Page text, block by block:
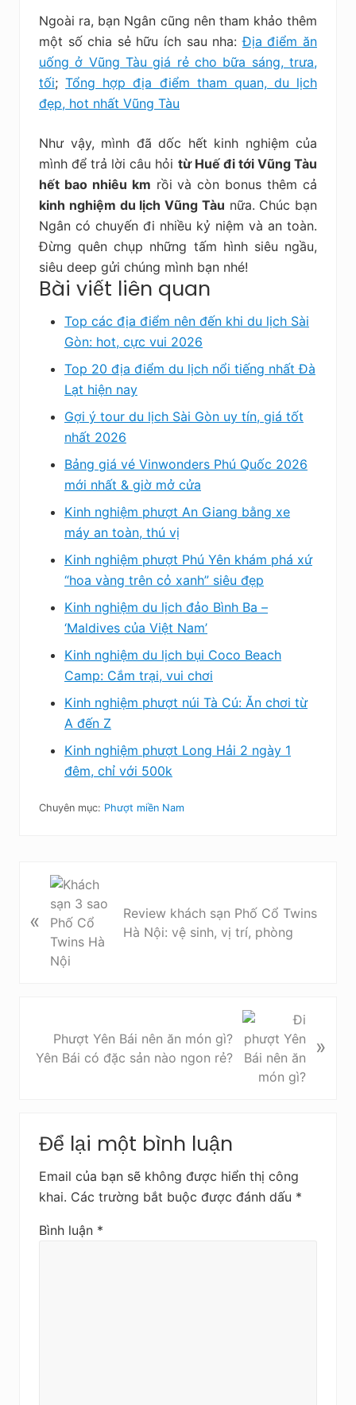
Ngoài ra, bạn Ngân cũng nên tham khảo thêm
một số chia sẻ hữu ích sau nha:Địa điểm ăn
uống ở Vũng Tàu giá rẻ cho bữa sáng, trưa,
tối;Tổng hợp địa điểm tham quan, du lịch
đẹp, hot nhất Vũng Tàu
Như vậy, mình đã dốc hết kinh nghiệm của
mình để trả lời câu hỏi từ Huế đi tới Vũng Tàu
hết bao nhiêu km rồi và còn bonus thêm cả
kinh nghiệm du lịch Vũng Tàu nữa. Chúc bạn
Ngân có chuyến đi nhiều kỷ niệm và an toàn.
Đừng quên chụp những tấm hình siêu ngầu,
siêu deep gửi chúng mình bạn nhé!
Bài viết liên quan
Top các địa điểm nên đến khi du lịch Sài
Gòn: hot, cực vui 2026
Top 20 địa điểm du lịch nổi tiếng nhất Đà
Lạt hiện nay
Gợi ý tour du lịch Sài Gòn uy tín, giá tốt
nhất 2026
Bảng giá vé Vinwonders Phú Quốc 2026
mới nhất & giờ mở cửa
Kinh nghiệm phượt An Giang bằng xe
máy an toàn, thú vị
Kinh nghiệm phượt Phú Yên khám phá xứ
“hoa vàng trên cỏ xanh” siêu đẹp
Kinh nghiệm du lịch đảo Bình Ba –
‘Maldives của Việt Nam’
Kinh nghiệm du lịch bụi Coco Beach
Camp: Cắm trại, vui chơi
Kinh nghiệm phượt núi Tà Cú: Ăn chơi từ
A đến Z
Kinh nghiệm phượt Long Hải 2 ngày 1
đêm, chỉ với 500k
Chuyên mục: Phượt miền Nam
i
ư
«
Review khách sạn Phố Cổ Twins
Hà Nội: vệ sinh, vị trí, phòng
Phượt Yên Bái nên ăn món gì?
Yên Bái có đặc sản nào ngon rẻ?
»
Reader
Interactions
Để lại một bình luận
Email của bạn sẽ không được hiển thị công
khai. Các trường bắt buộc được đánh dấu *
Bình luận *